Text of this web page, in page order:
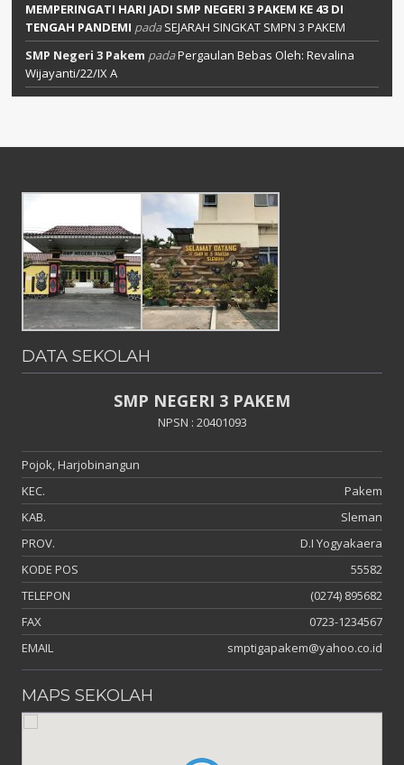
MEMPERINGATI HARI JADI SMP NEGERI 3 PAKEM KE 43 DI
TENGAH PANDEMI padaSEJARAH SINGKAT SMPN 3 PAKEM
SMP Negeri 3 Pakem padaPergaulan Bebas Oleh: Revalina
Wijayanti/22/IX A
DATA SEKOLAH
SMP NEGERI 3 PAKEM
NPSN : 20401093
Pojok, Harjobinangun
KEC.
Pakem
KAB.
Sleman
PROV.
D.I Yogyakaera
KODE POS
55582
TELEPON
(0274) 895682
FAX
0723-1234567
EMAIL
smptigapakem@yahoo.co.id
MAPS SEKOLAH